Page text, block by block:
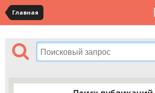
Главная